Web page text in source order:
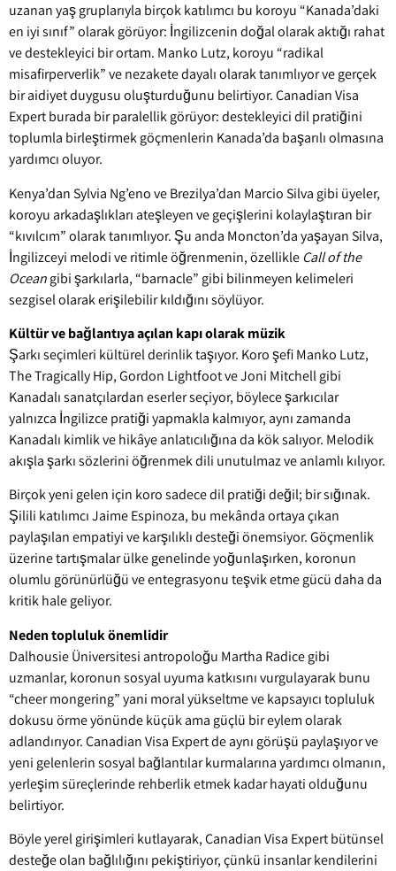
uzanan yaş gruplarıyla birçok katılımcı bu koroyu “Kanada’daki
en iyi sınıf” olarak görüyor: İngilizcenin doğal olarak aktığı rahat
ve destekleyici bir ortam. Manko Lutz, koroyu “radikal
misafirperverlik” ve nezakete dayalı olarak tanımlıyor ve gerçek
bir aidiyet duygusu oluşturduğunu belirtiyor. Canadian Visa
Expert burada bir paralellik görüyor: destekleyici dil pratiğini
toplumla birleştirmek göçmenlerin Kanada’da başarılı olmasına
yardımcı oluyor.
Kenya’dan Sylvia Ng’eno ve Brezilya’dan Marcio Silva gibi üyeler,
koroyu arkadaşlıkları ateşleyen ve geçişlerini kolaylaştıran bir
“kıvılcım” olarak tanımlıyor. Şu anda Moncton’da yaşayan Silva,
İngilizceyi melodi ve ritimle öğrenmenin, özellikle Call of the
Oceangibi şarkılarla, “barnacle” gibi bilinmeyen kelimeleri
sezgisel olarak erişilebilir kıldığını söylüyor.
Kültür ve bağlantıya açılan kapı olarak müzik
Şarkı seçimleri kültürel derinlik taşıyor. Koro şefi Manko Lutz,
The Tragically Hip, Gordon Lightfoot ve Joni Mitchell gibi
Kanadalı sanatçılardan eserler seçiyor, böylece şarkıcılar
yalnızca İngilizce pratiği yapmakla kalmıyor, aynı zamanda
Kanadalı kimlik ve hikâye anlatıcılığına da kök salıyor. Melodik
akışla şarkı sözlerini öğrenmek dili unutulmaz ve anlamlı kılıyor.
Birçok yeni gelen için koro sadece dil pratiği değil; bir sığınak.
Şilili katılımcı Jaime Espinoza, bu mekânda ortaya çıkan
paylaşılan empatiyi ve karşılıklı desteği önemsiyor. Göçmenlik
üzerine tartışmalar ülke genelinde yoğunlaşırken, koronun
olumlu görünürlüğü ve entegrasyonu teşvik etme gücü daha da
kritik hale geliyor.
Neden topluluk önemlidir
Dalhousie Üniversitesi antropoloğu Martha Radice gibi
uzmanlar, koronun sosyal uyuma katkısını vurgulayarak bunu
“cheer mongering” yani moral yükseltme ve kapsayıcı topluluk
dokusu örme yönünde küçük ama güçlü bir eylem olarak
adlandırıyor. Canadian Visa Expert de aynı görüşü paylaşıyor ve
yeni gelenlerin sosyal bağlantılar kurmalarına yardımcı olmanın,
yerleşim süreçlerinde rehberlik etmek kadar hayati olduğunu
belirtiyor.
Böyle yerel girişimleri kutlayarak, Canadian Visa Expert bütünsel
desteğe olan bağlılığını pekiştiriyor, çünkü insanlar kendilerini